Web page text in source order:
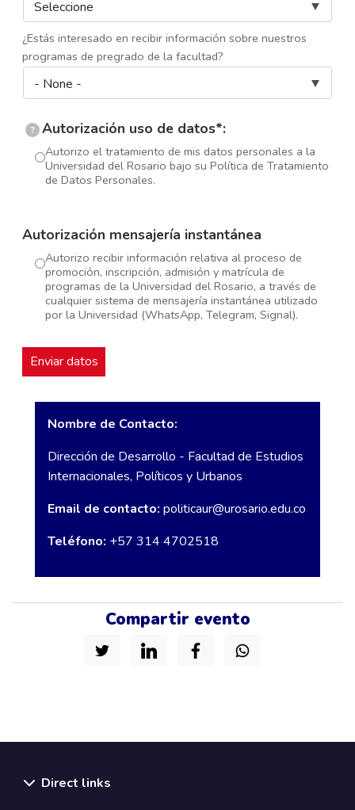
¿Estás interesado en recibir información sobre nuestros
programas de pregrado de la facultad?
? Autorización uso de datos*:
Autorizo el tratamiento de mis datos personales a la
Universidad del Rosario bajo su Política de Tratamiento
de Datos Personales.
Autorización mensajería instantánea
Autorizo recibir información relativa al proceso de
promoción, inscripción, admisión y matrícula de
programas de la Universidad del Rosario, a través de
cualquier sistema de mensajería instantánea utilizado
por la Universidad (WhatsApp, Telegram, Signal).
Nombre de Contacto:
Dirección de Desarrollo - Facultad de Estudios
Internacionales, Políticos y Urbanos
Email de contacto: politicaur@urosario.edu.co
Teléfono: +57 314 4702518
Compartir evento
Direct links